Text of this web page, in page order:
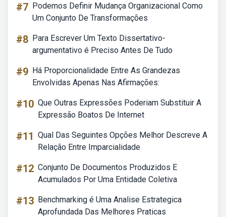
#7 Podemos Definir Mudança Organizacional Como
Um Conjunto De Transformações
#8 Para Escrever Um Texto Dissertativo-
argumentativo é Preciso Antes De Tudo
#9 Há Proporcionalidade Entre As Grandezas
Envolvidas Apenas Nas Afirmações:
#10 Que Outras Expressões Poderiam Substituir A
Expressão Boatos De Internet
#11 Qual Das Seguintes Opções Melhor Descreve A
Relação Entre Imparcialidade
#12 Conjunto De Documentos Produzidos E
Acumulados Por Uma Entidade Coletiva
#13 Benchmarking é Uma Analise Estrategica
Aprofundada Das Melhores Praticas